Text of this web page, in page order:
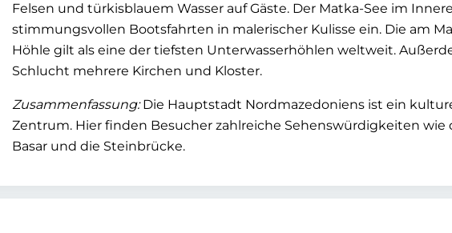
Felsen und türkisblauem Wasser auf Gäste. Der Matka-See im
stimmungsvollen Bootsfahrten in malerischer Kulisse ein. Die am
Höhle gilt als eine der tiefsten Unterwasserhöhlen weltweit.
Schlucht mehrere Kirchen und Kloster.
Zusammenfassung:Die Hauptstadt Nordmazedoniens ist ein
Zentrum. Hier finden Besucher zahlreiche Sehenswürdigkeiten wie
Basar und die Steinbrücke.